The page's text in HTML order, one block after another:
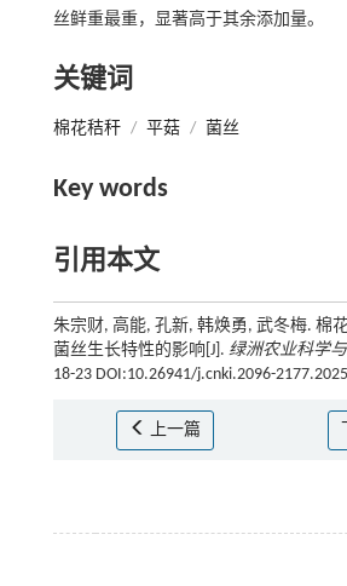
丝鲜重最重，显著高于其余添加量。
关键词
棉花秸秆 / 平菇 / 菌丝
Key words
引用本文
朱宗财, 高能, 孔新, 韩焕勇, 武冬梅. 棉
菌丝生长特性的影响[J]. 绿洲农业科学
18-23 DOI:10.26941/j.cnki.2096-
上一篇